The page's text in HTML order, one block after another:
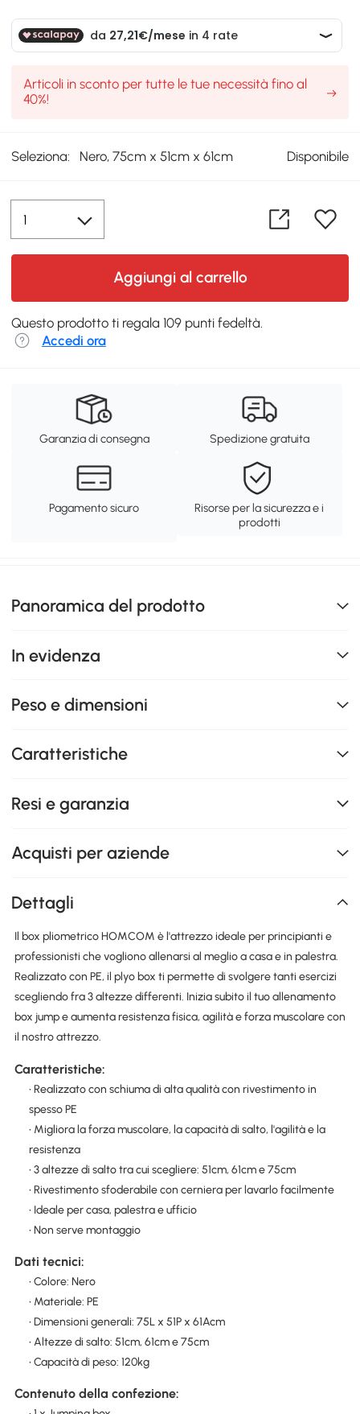
Articoli in sconto per tutte le tue necessità fino al
40%!
Seleziona: Nero, 75cm x 51cm x 61cm Disponibile
Aggiungi al carrello
Questo prodotto ti regala 109 punti fedeltà.
Accedi ora
Garanzia di consegna Spedizione gratuita
Pagamento sicuro
Risorse per la sicurezza e i
prodotti
Panoramica del prodotto
In evidenza
Peso e dimensioni
Caratteristiche
Resi e garanzia
Acquisti per aziende
Dettagli
Il box pliometrico HOMCOM è l'attrezzo ideale per principianti e
professionisti che vogliono allenarsi al meglio a casa e in palestra.
Realizzato con PE, il plyo box ti permette di svolgere tanti esercizi
scegliendo fra 3 altezze differenti. Inizia subito il tuo allenamento
box jump e aumenta resistenza fisica, agilità e forza muscolare con
il nostro attrezzo.
Caratteristiche:
• Realizzato con schiuma di alta qualità con rivestimento in
spesso PE
• Migliora la forza muscolare, la capacità di salto, l'agilità e la
resistenza
• 3 altezze di salto tra cui scegliere: 51cm, 61cm e 75cm
• Rivestimento sfoderabile con cerniera per lavarlo facilmente
• Ideale per casa, palestra e ufficio
• Non serve montaggio
Dati tecnici:
• Colore: Nero
• Materiale: PE
• Dimensioni generali: 75L x 51P x 61Acm
• Altezze di salto: 51cm, 61cm e 75cm
• Capacità di peso: 120kg
Contenuto della confezione: